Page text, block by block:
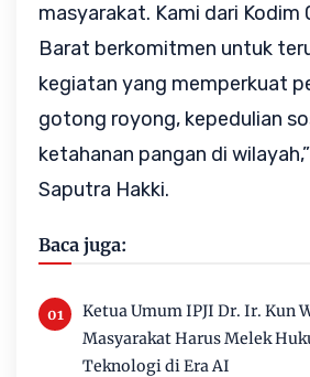
masyarakat. Kami dari
Barat berkomitmen untuk
kegiatan yang memperkuat
gotong royong, kepedulian
ketahanan pangan di
Saputra Hakki.
Baca juga:
Ketua Umum IPJI Dr. Ir. Kun
Masyarakat Harus Melek
Teknologi di Era AI